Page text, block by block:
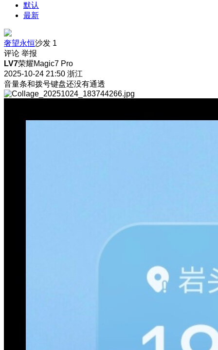
默认
最新
奢望永恒沙发 1
评论 举报
LV7荣耀Magic7 Pro
2025-10-24 21:50 浙江
音量条和拨号键盘还没有通透